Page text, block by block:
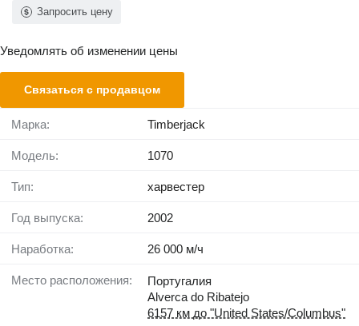
Запросить цену
Уведомлять об изменении цены
Связаться с продавцом
Марка: Timberjack
Модель: 1070
Тип: харвестер
Год выпуска: 2002
Наработка: 26 000 м/ч
Место расположения:
Португалия
Alverca do Ribatejo
6157 км до "United States/Columbus"